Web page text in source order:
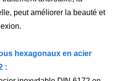
peut améliorer la beauté et
hexagonaux en acier
: